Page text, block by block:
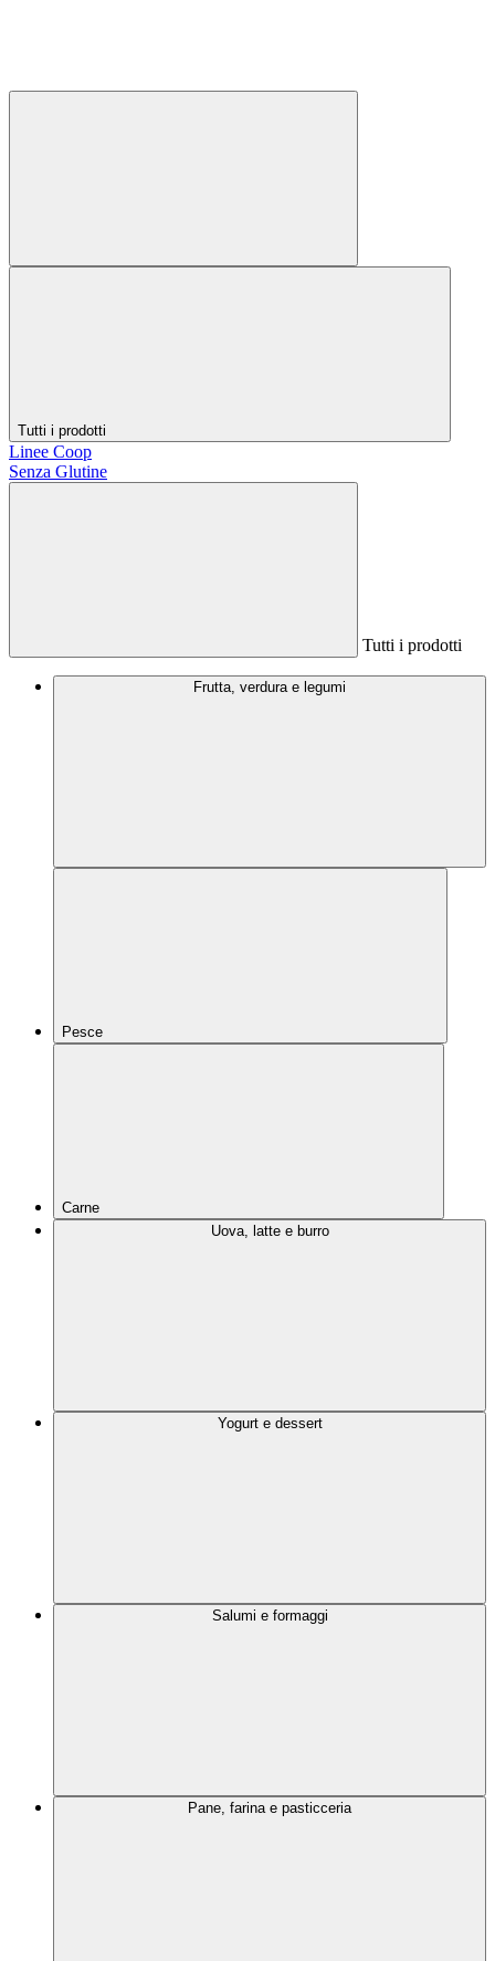
Tutti i prodotti
Linee Coop
Senza Glutine
Tutti i prodotti
Frutta, verdura e legumi
Pesce
Carne
Uova, latte e burro
Yogurt e dessert
Salumi e formaggi
Pane, farina e pasticceria